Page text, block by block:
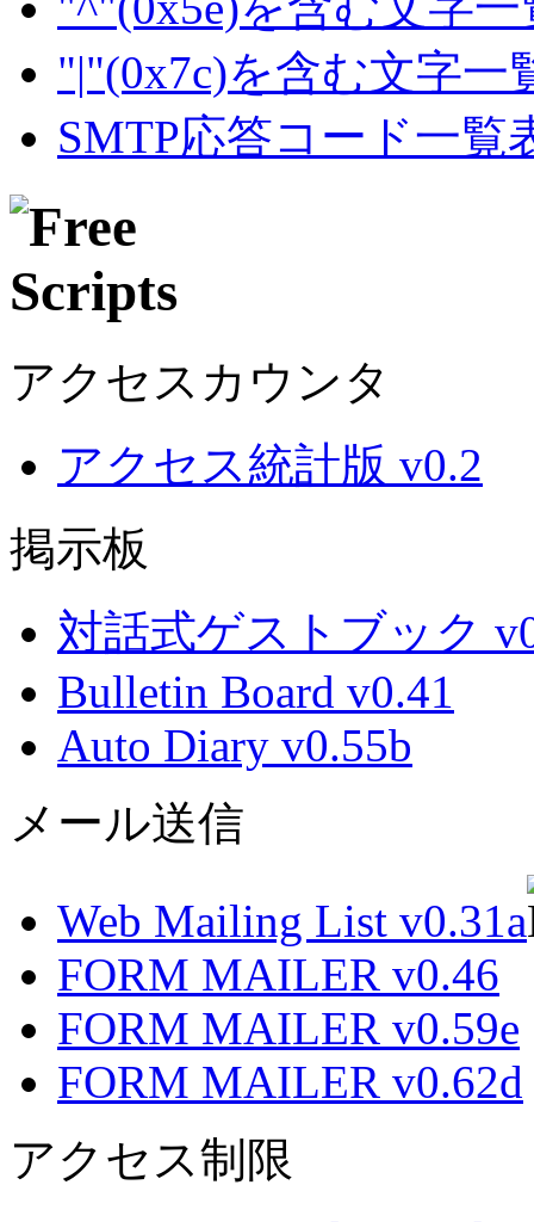
"|"(0x7c)を含む文字一
SMTP応答コード一覧
アクセスカウンタ
アクセス統計版 v0.2
掲示板
対話式ゲストブック
Bulletin Board v0.41
Auto Diary v0.55b
メール送信
Web Mailing List v0.31a
FORM MAILER v0.46
FORM MAILER v0.59e
FORM MAILER v0.62d
アクセス制限